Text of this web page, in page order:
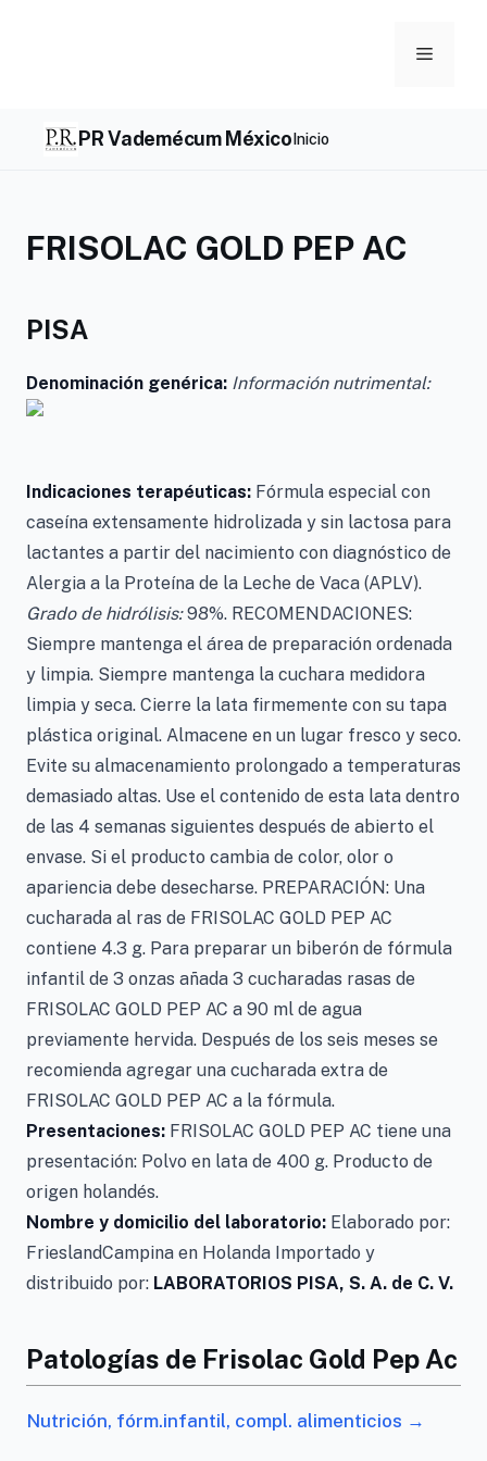
Menu
PR Vademécum MéxicoInicio
FRISOLAC GOLD PEP AC
PISA
Denominación genérica: Información nutrimental:
Indicaciones terapéuticas: Fórmula especial con
caseína extensamente hidrolizada y sin lactosa para
lactantes a partir del nacimiento con diagnóstico de
Alergia a la Proteína de la Leche de Vaca (APLV).
Grado de hidrólisis:98%. RECOMENDACIONES:
Siempre mantenga el área de preparación ordenada
y limpia. Siempre mantenga la cuchara medidora
limpia y seca. Cierre la lata firmemente con su tapa
plástica original. Almacene en un lugar fresco y seco.
Evite su almacenamiento prolongado a temperaturas
demasiado altas. Use el contenido de esta lata dentro
de las 4 semanas siguientes después de abierto el
envase. Si el producto cambia de color, olor o
apariencia debe desecharse. PREPARACIÓN: Una
cucharada al ras de FRISOLAC GOLD PEP AC
contiene 4.3 g. Para preparar un biberón de fórmula
infantil de 3 onzas añada 3 cucharadas rasas de
FRISOLAC GOLD PEP AC a 90 ml de agua
previamente hervida. Después de los seis meses se
recomienda agregar una cucharada extra de
FRISOLAC GOLD PEP AC a la fórmula.
Presentaciones: FRISOLAC GOLD PEP AC tiene una
presentación: Polvo en lata de 400 g. Producto de
origen holandés.
Nombre y domicilio del laboratorio: Elaborado por:
FrieslandCampina en Holanda Importado y
distribuido por: LABORATORIOS PISA, S. A. de C. V.
Patologías de Frisolac Gold Pep Ac
Nutrición, fórm.infantil, compl. alimenticios →